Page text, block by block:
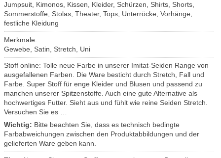
Jumpsuit, Kimonos, Kissen, Kleider, Schürzen, Shirts, Shorts,
Sommerstoffe, Stolas, Theater, Tops, Unterröcke, Vorhänge,
festliche Kleidung
Merkmale:
Gewebe, Satin, Stretch, Uni
Stoff online: Tolle neue Farbe in unserer Imitat-Seiden Range von
ausgefallenen Farben. Die Ware besticht durch Stretch, Fall und
Farbe. Super Stoff für enge Kleider und Blusen und passend zu
manchen unserer Spitzenstoffe. Auch eine gute Alternative als
hochwertiges Futter. Sieht aus und fühlt wie reine Seiden Stretch.
Versuchen Sie es …
Wichtig: Bitte beachten Sie, dass es technisch bedingte
Farbabweichungen zwischen den Produktabbildungen und der
gelieferten Ware geben kann.